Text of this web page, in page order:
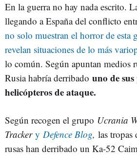
En la guerra no hay nada escrito.
llegando a España del conflicto
no solo muestran el horror de esta
revelan situaciones de lo más
lo común. Según apuntan medios
Rusia habría derribado uno de
helicópteros de ataque.
Según recogen el grupo Ucrania
Tracker y Defence Blog, las tropas
rusas han derribado un Ka-52